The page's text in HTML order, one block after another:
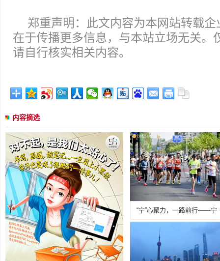
郑重声明：此文内容为本网站转载
在于传播更多信息，与本站立场无关。
请自行核实相关内容。
内容摘选
“宁”心聚力，一路前行——宁